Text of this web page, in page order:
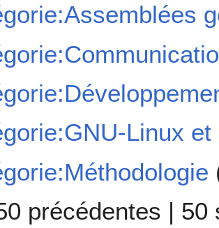
Linux et
précédentes | 50